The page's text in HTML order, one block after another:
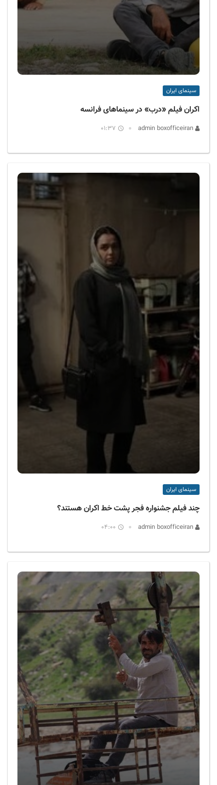
سینمای ایران
اکران فیلم «درب»‌ در سینماهای فرانسه
01:37
سینمای ایران
چند فیلم جشنواره فجر پشت خط اکران هستند؟
04:00